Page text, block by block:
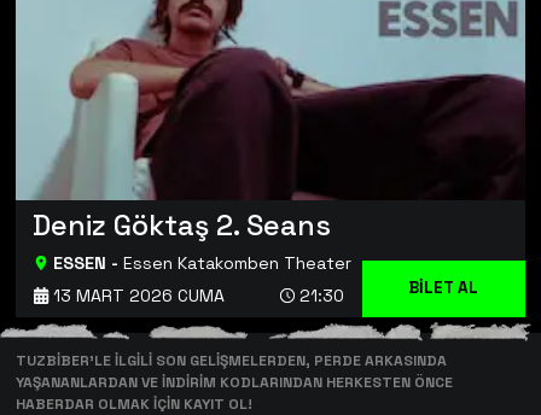
Deniz Göktaş 2. Seans
ESSEN - Essen Katakomben Theater
13 MART 2026 CUMA
21:30 BİLET AL
TUZBİBER’LE İLGİLİ SON GELİŞMELERDEN, PERDE ARKASINDA
YAŞANANLARDAN VE İNDİRİM KODLARINDAN HERKESTEN ÖNCE
HABERDAR OLMAK İÇİN KAYIT OL!